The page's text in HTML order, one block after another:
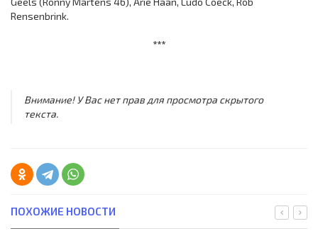
Rensenbrink.
***
Внимание! У Вас нет прав для просмотра скрытого
текста.
ПОХОЖИЕ НОВОСТИ